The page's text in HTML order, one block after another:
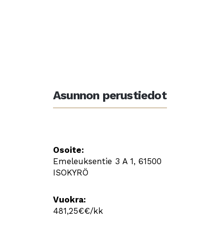
Asunnon perustiedot
Osoite:
Emeleuksentie 3 A 1, 61500
ISOKYRÖ
Vuokra:
481,25€€/kk